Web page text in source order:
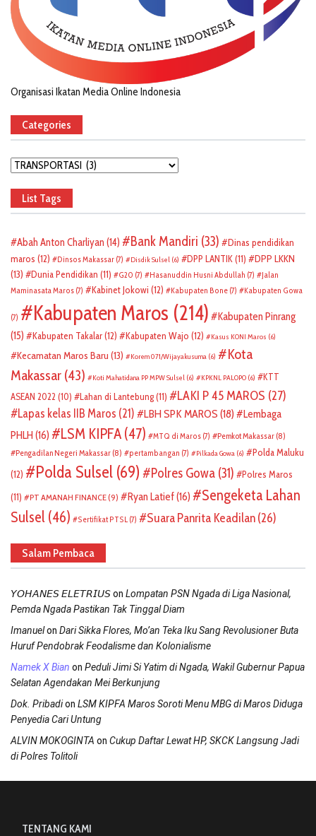
Organisasi Ikatan Media Online Indonesia
Categories
Categories
List Tags
Abah Anton Charliyan (14) Bank Mandiri (33)
Dinas pendidikan
maros (12) Dinsos Makassar (7) Disdik Sulsel (6) DPP LANTIK(11)
DPP LKKN
(13)
Dunia Pendidikan (11) G20 (7) Hasanuddin Husni Abdullah (7)
Jalan
Maminasata Maros (7) Kabinet Jokowi (12) Kabupaten Bone (7) Kabupaten Gowa
(7) Kabupaten Maros (214)
Kabupaten Pinrang
(15)
Kabupaten Takalar(12) Kabupaten Wajo (12) Kasus KONI Maros (6)
Kecamatan Maros Baru (13) Korem 071/Wijayakusuma (6)
Kota
Makassar (43) Koti Mahatidana PP MPW Sulsel (6) KPKNL PALOPO (6)
KTT
ASEAN 2022 (10) Lahan di Lantebung(11) LAKI P 45 MAROS (27)
Lapas kelas IIB Maros (21) LBH SPK MAROS (18)
Lembaga
PHLH (16) LSM KIPFA (47) MTQ di Maros (7) Pemkot Makassar (8)
Pengadilan Negeri Makassar (8) pertambangan (7) Pilkada Gowa (6)
Polda Maluku
(12)
Polda Sulsel (69) Polres Gowa (31)
Polres Maros
(11)
PT AMANAH FINANCE(9) Ryan Latief(16)
Sengeketa Lahan
Sulsel (46) Sertifikat PTSL (7) Suara Panrita Keadilan(26)
Salam Pembaca
𝘠𝘖𝘏𝘈𝘕𝘌𝘚 𝘌𝘓𝘌𝘛𝘙𝘐𝘜𝘚on Lompatan PSN Ngada di Liga Nasional,
Pemda Ngada Pastikan Tak Tinggal Diam
Imanuelon Dari Sikka Flores, Mo’an Teka Iku Sang Revolusioner Buta
Huruf Pendobrak Feodalisme dan Kolonialisme
Namek X Bian on Peduli Jimi Si Yatim di Ngada, Wakil Gubernur Papua
Selatan Agendakan Mei Berkunjung
Dok. Pribadion LSM KIPFA Maros Soroti Menu MBG di Maros Diduga
Penyedia Cari Untung
ALVIN MOKOGINTA on Cukup Daftar Lewat HP, SKCK Langsung Jadi
di Polres Tolitoli
TENTANG KAMI